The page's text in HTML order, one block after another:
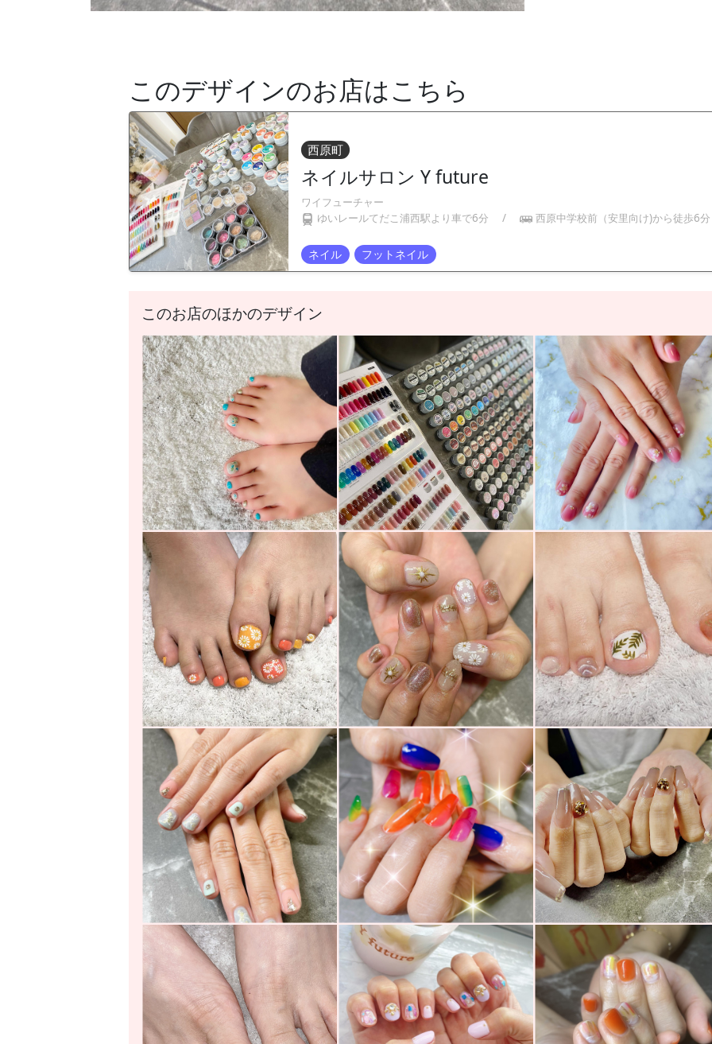
このデザインのお店はこちら
ネイル フットネイル
西原町
ネイルサロン Y future
ワイフューチャー
ゆいレールてだこ浦西駅より車で6分
/ 西原中学校前（安里向け)から徒歩6分
このお店のほかのデザイン